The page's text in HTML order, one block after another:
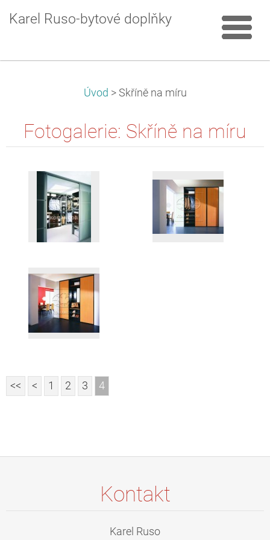
Karel Ruso-bytové doplňky
Úvod > Skříně na míru
Fotogalerie: Skříně na míru
<< < 1 2 3 4
Kontakt
Karel Ruso